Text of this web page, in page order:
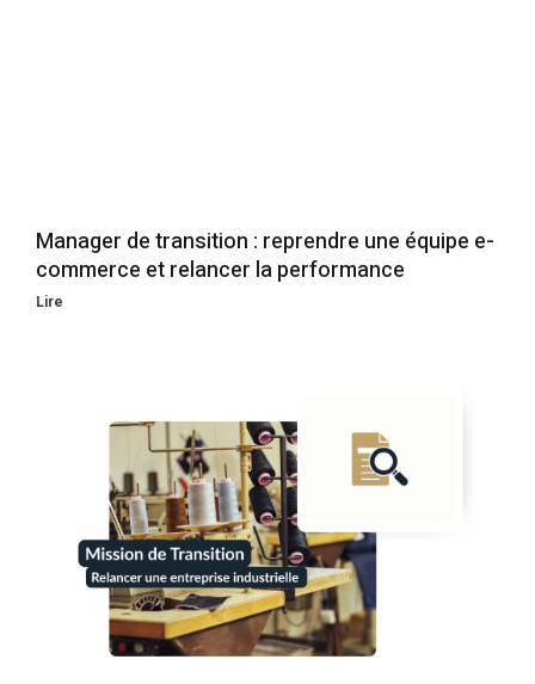
Manager de transition : reprendre une équipe e-
commerce et relancer la performance
Lire